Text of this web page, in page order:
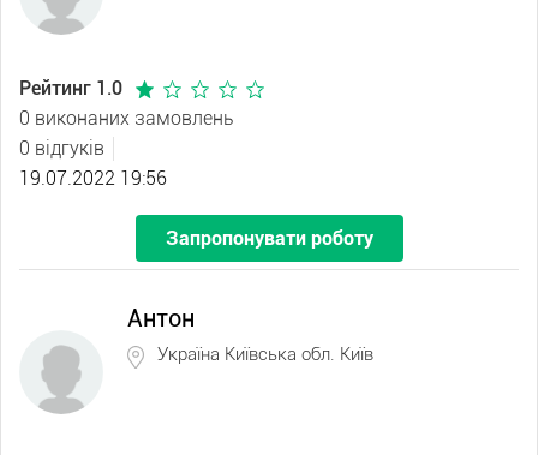
Рейтинг 1.0
0 виконаних замовлень
0 відгуків
19.07.2022 19:56
Запропонувати роботу
Антон
Україна Київська обл. Київ